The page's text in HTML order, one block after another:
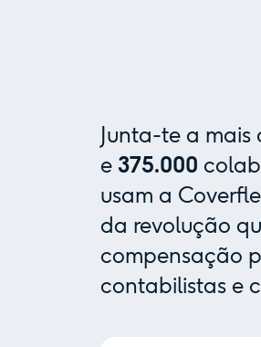
Junta-te a
e 375.000
usam a
da revolução
compensação
contabilistas e